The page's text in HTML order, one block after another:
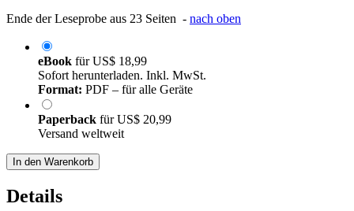
Ende der Leseprobe aus 23 Seiten - nach oben
eBook fürUS$ 18,99
Sofort herunterladen. Inkl. MwSt.
Format: PDF – für alle Geräte
Paperback fürUS$ 20,99
Versand weltweit
In den Warenkorb
Details